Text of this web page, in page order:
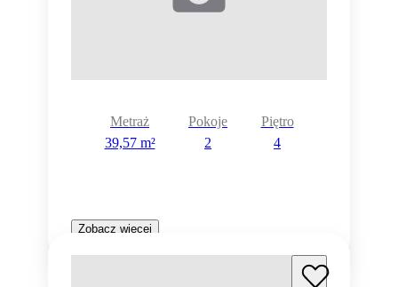
Metraż
39,57 m²
Pokoje
2
Piętro
4
Zobacz więcej